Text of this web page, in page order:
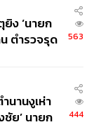
มพันธุ์
WTO
(FTA)
ยิง ‘นายก
ตำรวจรุด
563
นานงูเห่า
ชัย’ นายก
444